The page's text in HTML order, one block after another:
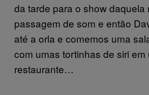
da tarde para o show daquela
passagem de som e então
até a orla e comemos uma
com umas tortinhas de siri em
restaurante…